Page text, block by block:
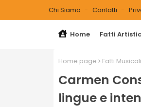
Chi Siamo Contatti
Home Fatti
Home page Fatti Musicali
Carmen
lingue e